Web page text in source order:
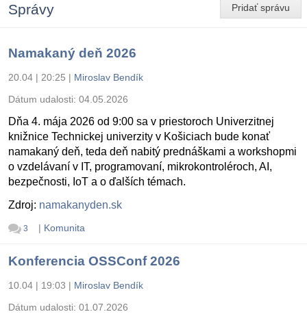
Pridať správu
Správy
Namakaný deň 2026
20.04 | 20:25 | Miroslav Bendík
Dátum udalosti: 04.05.2026
Dňa 4. mája 2026 od 9:00 sa v priestoroch Univerzitnej
knižnice Technickej univerzity v Košiciach bude konať
namakaný deň, teda deň nabitý prednáškami a workshopmi
o vzdelávaní v IT, programovaní, mikrokontroléroch, AI,
bezpečnosti, IoT a o ďalších témach.
Zdroj: namakanyden.sk
3 | Komunita
Konferencia OSSConf 2026
10.04 | 19:03 | Miroslav Bendík
Dátum udalosti: 01.07.2026